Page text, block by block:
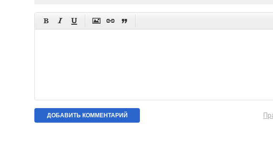
     